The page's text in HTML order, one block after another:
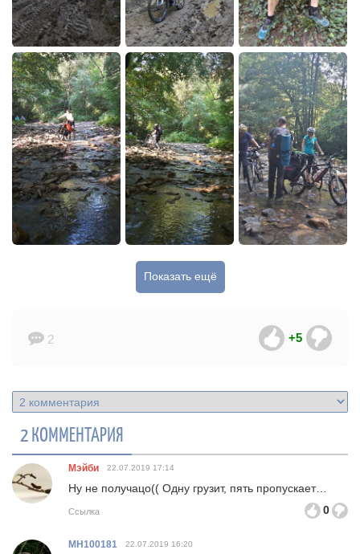
Показать ещё
2 +5
2 КОММЕНТАРИЯ
Мэйби 22.07.2019 17:14
Ну не получацо(( Одну грузит, пять пропускает…
Ссылка 0
MH100181 22.07.2019 16:20